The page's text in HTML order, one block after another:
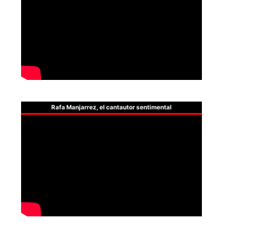
Rafa Manjarrez, el cantautor sentimental